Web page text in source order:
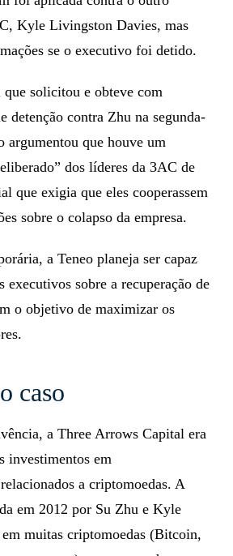
Kyle Livingston Davies, mas
se o executivo foi detido.
solicitou e obteve com
detenção contra Zhu na segunda-
argumentou que houve um
dos líderes da 3AC de
que exigia que eles cooperassem
sobre o colapso da empresa.
a Teneo planeja ser capaz
executivos sobre a recuperação de
o objetivo de maximizar os
caso
a Three Arrows Capital era
investimentos em
a criptomoedas. A
em 2012 por Su Zhu e Kyle
muitas criptomoedas (Bitcoin,